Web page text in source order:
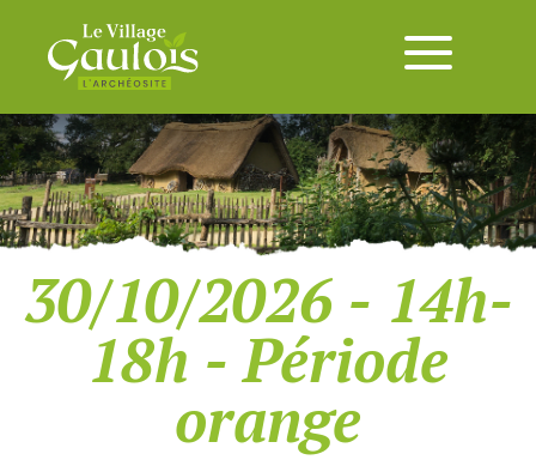
30/10/2026 - 14h-
18h - Période
orange